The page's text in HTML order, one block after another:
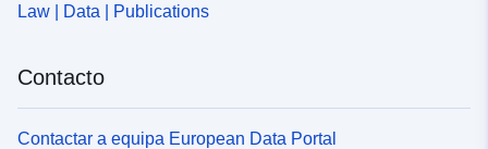
Law | Data | Publications
Contacto
Contactar a equipa European Data Portal